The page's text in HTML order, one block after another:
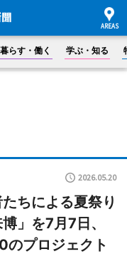
暮らす・働く 学ぶ・知る
2026.05.20
ちによる夏祭り
」を7月7日、
プロジェクト